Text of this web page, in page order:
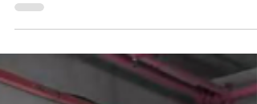
廠啟運，最終送達中亞吉爾吉斯斯坦。 項目週期：
2025年11月啟動規劃，歷經多次挑戰後，於2026年
力： 泰國南部突發洪水，導致原計畫中連接曼谷與
新加坡的陸路運輸通道完全中斷，迫使整個運輸方
案必須徹底重新設計。 政策風險： 吉爾吉斯斯坦